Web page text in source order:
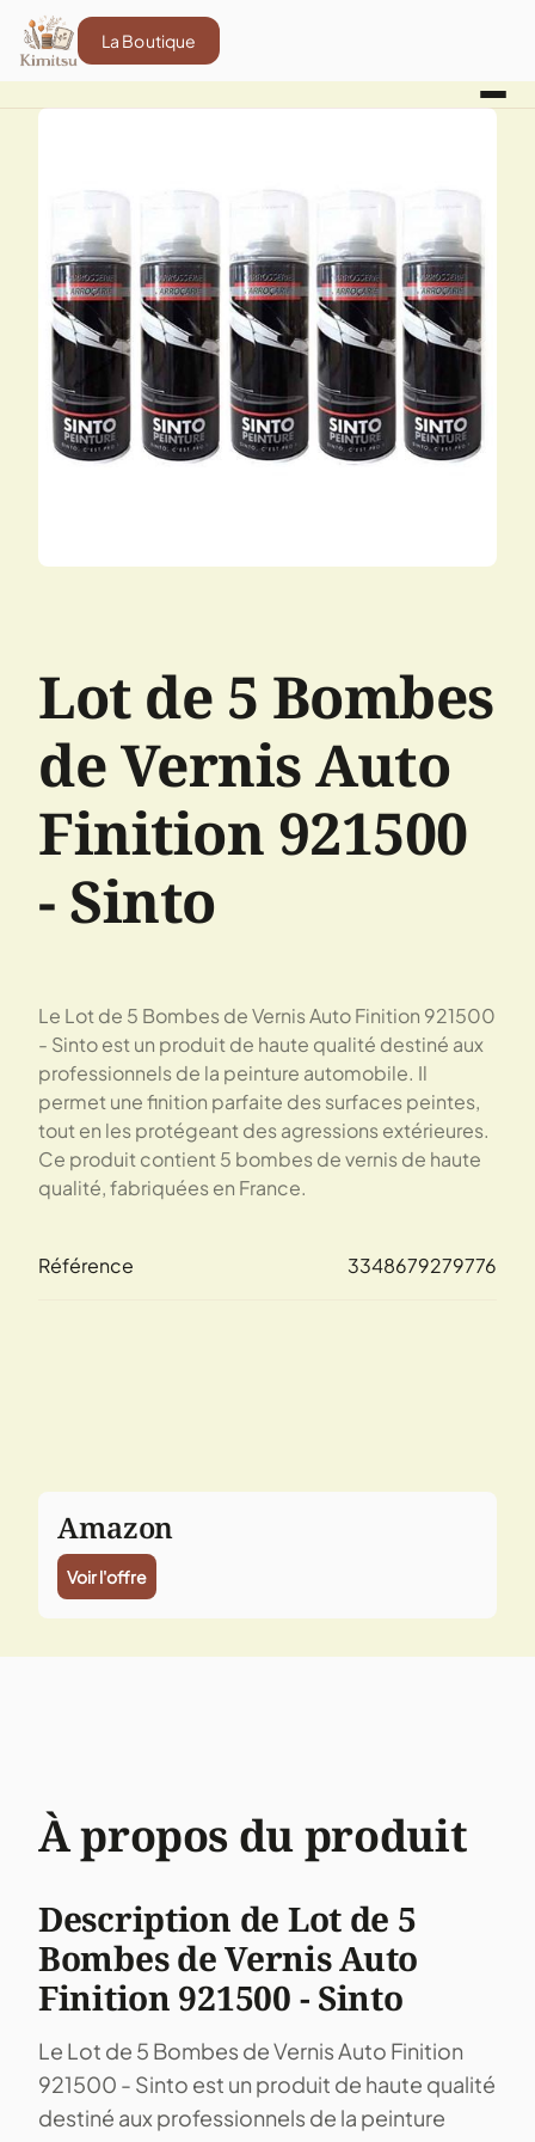
La Boutique
Lot de 5 Bombes
de Vernis Auto
Finition 921500
- Sinto
Le Lot de 5 Bombes de Vernis Auto Finition 921500
- Sinto est un produit de haute qualité destiné aux
professionnels de la peinture automobile. Il
permet une finition parfaite des surfaces peintes,
tout en les protégeant des agressions extérieures.
Ce produit contient 5 bombes de vernis de haute
qualité, fabriquées en France.
Référence 3348679279776
Amazon
Voir l'offre
À propos du produit
Description de Lot de 5
Bombes de Vernis Auto
Finition 921500 - Sinto
Le Lot de 5 Bombes de Vernis Auto Finition
921500 - Sinto est un produit de haute qualité
destiné aux professionnels de la peinture